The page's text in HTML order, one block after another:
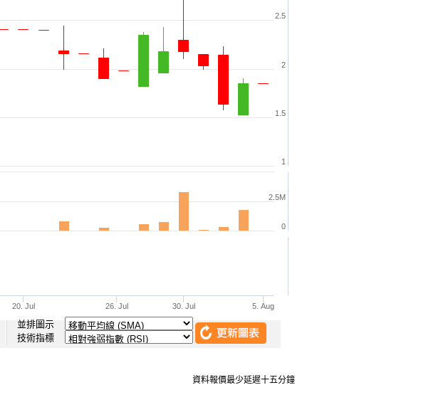
並排圖示
技術指標
資料報價最少延遲十五分鐘